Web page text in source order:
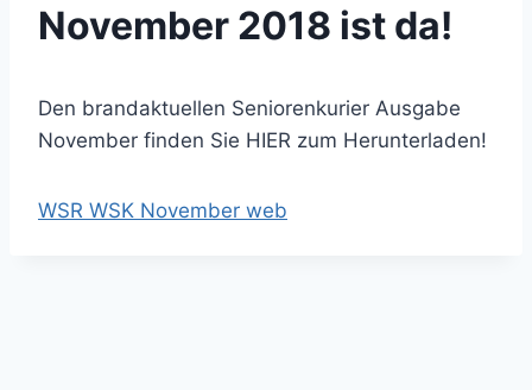
November 2018 ist da!
Den brandaktuellen Seniorenkurier Ausgabe
November finden Sie HIER zum Herunterladen!
WSR WSK November web